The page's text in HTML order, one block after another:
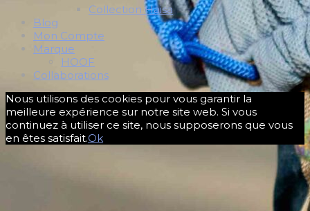
Collection Haisa
Blog
Mon Compte
Marque
HOOF
Collaborations
Nous utilisons des cookies pour vous garantir la
meilleure expérience sur notre site web. Si vous
continuez à utiliser ce site, nous supposerons que vous
en êtes satisfait.Ok